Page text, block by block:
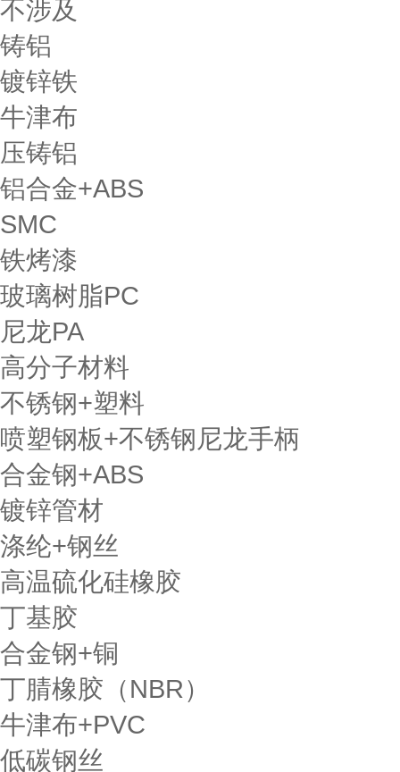
不涉及
铸铝
镀锌铁
牛津布
压铸铝
铝合金+ABS
SMC
铁烤漆
玻璃树脂PC
尼龙PA
高分子材料
不锈钢+塑料
喷塑钢板+不锈钢尼龙手柄
合金钢+ABS
镀锌管材
涤纶+钢丝
高温硫化硅橡胶
丁基胶
合金钢+铜
丁腈橡胶（NBR）
牛津布+PVC
低碳钢丝